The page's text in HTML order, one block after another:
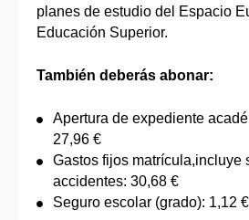
planes de estudio del Espacio
Educación Superior.
También deberás abonar:
Apertura de expediente
27,96 €
Gastos fijos matrícula,incluye
accidentes: 30,68 €
Seguro escolar (grado): 1,12 €